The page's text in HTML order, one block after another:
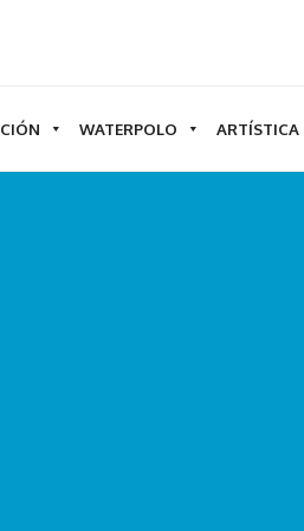
WATERPOLO ARTÍSTICA